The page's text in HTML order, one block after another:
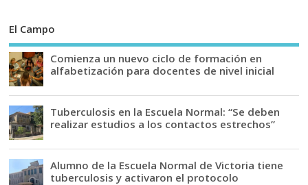
El Campo
Comienza un nuevo ciclo de formación en
alfabetización para docentes de nivel inicial
Tuberculosis en la Escuela Normal: “Se deben
realizar estudios a los contactos estrechos”
Alumno de la Escuela Normal de Victoria tiene
tuberculosis y activaron el protocolo